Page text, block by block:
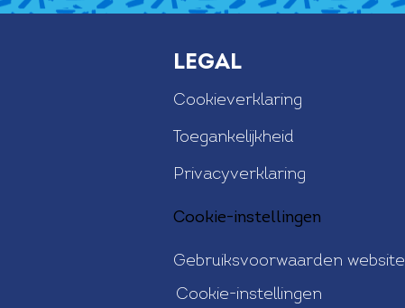
Legal
Cookieverklaring
Toegankelijkheid
Privacyverklaring
Cookie-instellingen
Gebruiksvoorwaarden website
Cookie-instellingen